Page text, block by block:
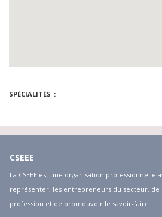
SPÉCIALITÉS
CSEEE
La CSEEE est une organisation professionnelle
représenter, les entrepreneurs du secteur,
profession et de promouvoir le savoir-faire.